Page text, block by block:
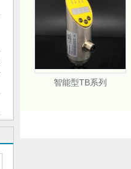
智能型TB系列